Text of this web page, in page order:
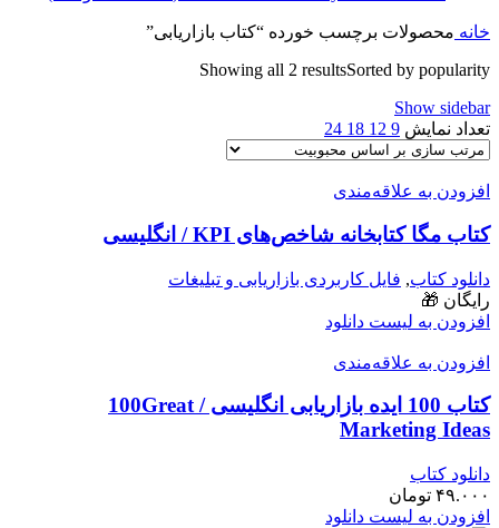
خانه محصولات برچسب خورده “کتاب بازاریابی”
Showing all 2 resultsSorted by popularity
Show sidebar
تعداد نمایش 9
12
18
24
افزودن به علاقه‌مندی
کتاب مگا کتابخانه شاخص‌های KPI / انگلیسی
دانلود کتاب, فایل کاربردی بازاریابی و تبلیغات
رایگان 🎁
افزودن به لیست دانلود
افزودن به علاقه‌مندی
کتاب 100 ایده بازاریابی انگلیسی / 100Great
Marketing Ideas
دانلود کتاب
۴۹.۰۰۰ تومان
افزودن به لیست دانلود